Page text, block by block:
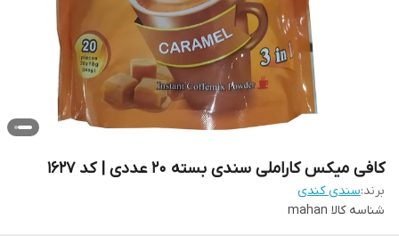
کافی میکس کاراملی سندی بسته 20 عددی | کد 1627
برند:سندی کندی
شناسه کالا mahan